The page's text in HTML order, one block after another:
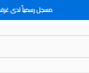
مسجل رسمياً لدى غرفة